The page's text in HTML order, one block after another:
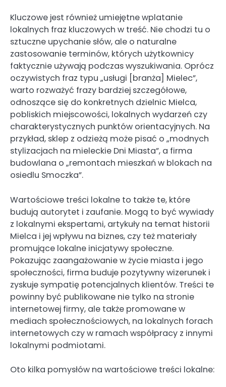
Kluczowe jest również umiejętne wplatanie
lokalnych fraz kluczowych w treść. Nie chodzi tu o
sztuczne upychanie słów, ale o naturalne
zastosowanie terminów, których użytkownicy
faktycznie używają podczas wyszukiwania. Oprócz
oczywistych fraz typu „usługi [branża] Mielec”,
warto rozważyć frazy bardziej szczegółowe,
odnoszące się do konkretnych dzielnic Mielca,
pobliskich miejscowości, lokalnych wydarzeń czy
charakterystycznych punktów orientacyjnych. Na
przykład, sklep z odzieżą może pisać o „modnych
stylizacjach na mieleckie Dni Miasta”, a firma
budowlana o „remontach mieszkań w blokach na
osiedlu Smoczka”.
Wartościowe treści lokalne to także te, które
budują autorytet i zaufanie. Mogą to być wywiady
z lokalnymi ekspertami, artykuły na temat historii
Mielca i jej wpływu na biznes, czy też materiały
promujące lokalne inicjatywy społeczne.
Pokazując zaangażowanie w życie miasta i jego
społeczności, firma buduje pozytywny wizerunek i
zyskuje sympatię potencjalnych klientów. Treści te
powinny być publikowane nie tylko na stronie
internetowej firmy, ale także promowane w
mediach społecznościowych, na lokalnych forach
internetowych czy w ramach współpracy z innymi
lokalnymi podmiotami.
Oto kilka pomysłów na wartościowe treści lokalne: